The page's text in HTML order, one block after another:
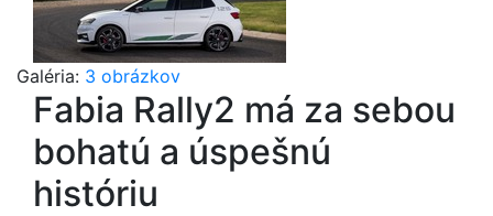
Galéria: 3 obrázkov
Fabia Rally2 má za sebou
bohatú a úspešnú
históriu